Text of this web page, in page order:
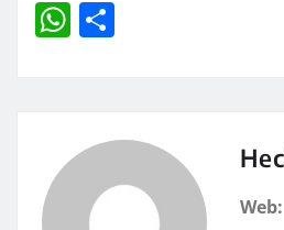
W
A
rt Web: